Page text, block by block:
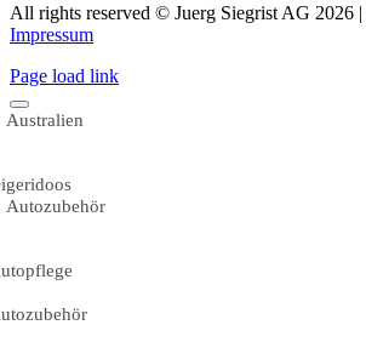
All rights reserved © Juerg Siegrist AG 2026 |
Impressum
Page load link
Australien
Autozubehör